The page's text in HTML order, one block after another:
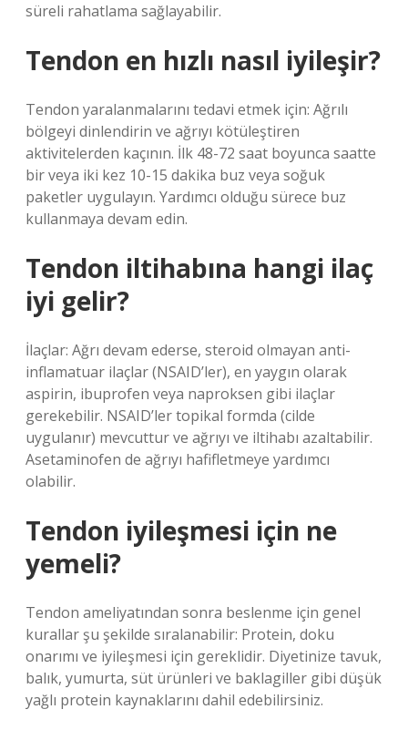
süreli rahatlama sağlayabilir.
Tendon en hızlı nasıl iyileşir?
Tendon yaralanmalarını tedavi etmek için: Ağrılı
bölgeyi dinlendirin ve ağrıyı kötüleştiren
aktivitelerden kaçının. İlk 48-72 saat boyunca saatte
bir veya iki kez 10-15 dakika buz veya soğuk
paketler uygulayın. Yardımcı olduğu sürece buz
kullanmaya devam edin.
Tendon iltihabına hangi ilaç
iyi gelir?
İlaçlar: Ağrı devam ederse, steroid olmayan anti-
inflamatuar ilaçlar (NSAID’ler), en yaygın olarak
aspirin, ibuprofen veya naproksen gibi ilaçlar
gerekebilir. NSAID’ler topikal formda (cilde
uygulanır) mevcuttur ve ağrıyı ve iltihabı azaltabilir.
Asetaminofen de ağrıyı hafifletmeye yardımcı
olabilir.
Tendon iyileşmesi için ne
yemeli?
Tendon ameliyatından sonra beslenme için genel
kurallar şu şekilde sıralanabilir: Protein, doku
onarımı ve iyileşmesi için gereklidir. Diyetinize tavuk,
balık, yumurta, süt ürünleri ve baklagiller gibi düşük
yağlı protein kaynaklarını dahil edebilirsiniz.